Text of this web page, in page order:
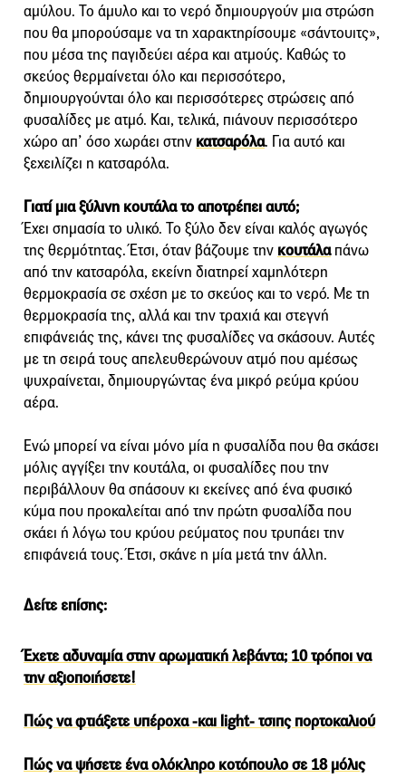
αμύλου. Το άμυλο και το νερό δημιουργούν μια στρώση
που θα μπορούσαμε να τη χαρακτηρίσουμε «σάντουιτς»,
που μέσα της παγιδεύει αέρα και ατμούς. Καθώς το
σκεύος θερμαίνεται όλο και περισσότερο,
δημιουργούνται όλο και περισσότερες στρώσεις από
φυσαλίδες με ατμό. Και, τελικά, πιάνουν περισσότερο
χώρο απ’ όσο χωράει στην κατσαρόλα. Για αυτό και
ξεχειλίζει η κατσαρόλα.
Γιατί μια ξύλινη κουτάλα το αποτρέπει αυτό;
Έχει σημασία το υλικό. Το ξύλο δεν είναι καλός αγωγός
της θερμότητας. Έτσι, όταν βάζουμε την κουτάλαπάνω
από την κατσαρόλα, εκείνη διατηρεί χαμηλότερη
θερμοκρασία σε σχέση με το σκεύος και το νερό. Με τη
θερμοκρασία της, αλλά και την τραχιά και στεγνή
επιφάνειάς της, κάνει της φυσαλίδες να σκάσουν. Αυτές
με τη σειρά τους απελευθερώνουν ατμό που αμέσως
ψυχραίνεται, δημιουργώντας ένα μικρό ρεύμα κρύου
αέρα.
Ενώ μπορεί να είναι μόνο μία η φυσαλίδα που θα σκάσει
μόλις αγγίξει την κουτάλα, οι φυσαλίδες που την
περιβάλλουν θα σπάσουν κι εκείνες από ένα φυσικό
κύμα που προκαλείται από την πρώτη φυσαλίδα που
σκάει ή λόγω του κρύου ρεύματος που τρυπάει την
επιφάνειά τους. Έτσι, σκάνε η μία μετά την άλλη.
Δείτε επίσης:
Έχετε αδυναμία στην αρωματική λεβάντα; 10 τρόποι να
την αξιοποιήσετε!
Πώς να φτιάξετε υπέροχα -και light- τσιπς πορτοκαλιού
Πώς να ψήσετε ένα ολόκληρο κοτόπουλο σε 18 μόλις